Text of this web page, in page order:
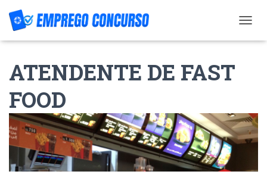
O
V
I
G
ATENDENTE DE FAST
FOOD